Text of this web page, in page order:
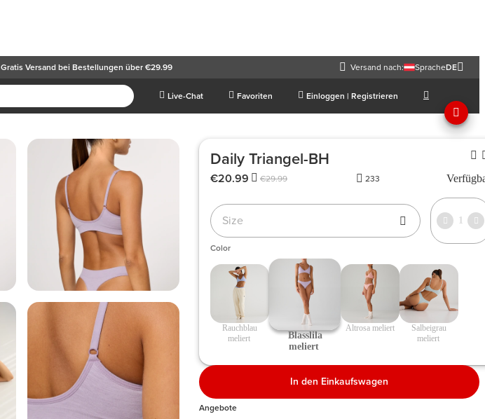
Gratis Versand bei Bestellungen über €29.99 Versand nach: SpracheDE
Live-Chat Favoriten Einloggen | Registrieren
Daily Triangel-BH
€29.99
€20.99 233
Size
Color
meliert
Blasslila
meliert
Altrosa meliert
meliert
In den Einkaufswagen
Angebote